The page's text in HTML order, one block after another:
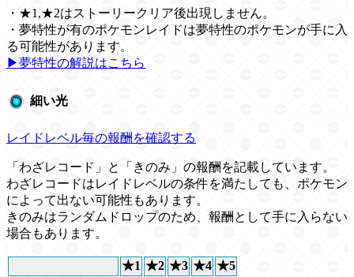
・★1,★2はストーリークリア後出現しません。
・夢特性が有のポケモンレイドは夢特性のポケモンが手に入
る可能性があります。
▶︎夢特性の解説はこちら
細い光
レイドレベル毎の報酬を確認する
「わざレコード」と「きのみ」の報酬を記載しています。
わざレコードはレイドレベルの条件を満たしても、ポケモン
によって出ない可能性もあります。
きのみはランダムドロップのため、報酬として手に入らない
場合もあります。
★1 ★2 ★3 ★4 ★5